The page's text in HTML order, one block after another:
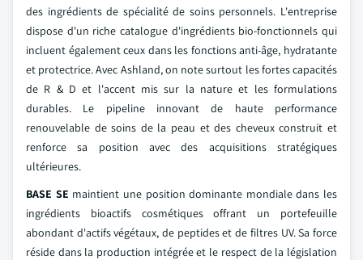
des ingrédients de spécialité de soins personnels. L'entreprise
dispose d'un riche catalogue d'ingrédients bio-fonctionnels qui
incluent également ceux dans les fonctions anti-âge, hydratante
et protectrice. Avec Ashland, on note surtout les fortes capacités
de R & D et l'accent mis sur la nature et les formulations
durables. Le pipeline innovant de haute performance
renouvelable de soins de la peau et des cheveux construit et
renforce sa position avec des acquisitions stratégiques
ultérieures.
BASE SE maintient une position dominante mondiale dans les
ingrédients bioactifs cosmétiques offrant un portefeuille
abondant d'actifs végétaux, de peptides et de filtres UV. Sa force
réside dans la production intégrée et le respect de la législation